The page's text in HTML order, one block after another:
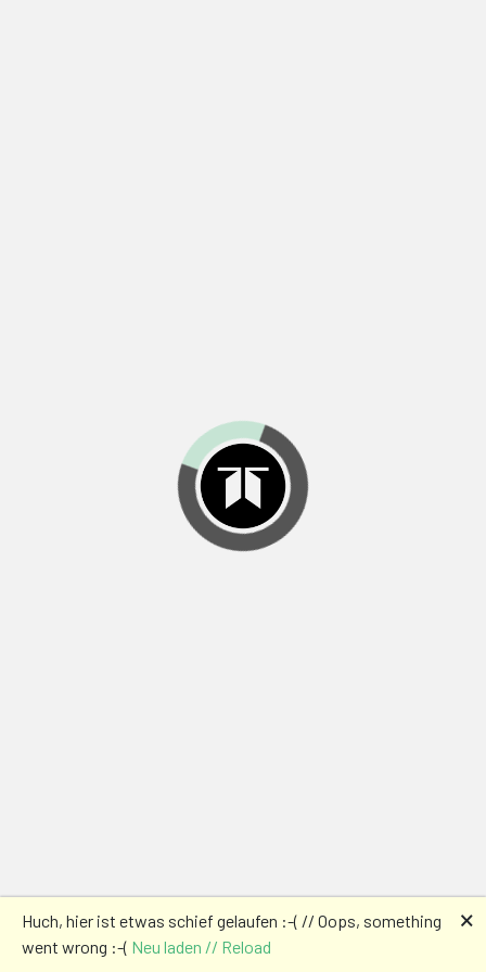
Huch, hier ist etwas schief gelaufen :-( // Oops, something
went wrong :-( Neu laden // Reload
🗙